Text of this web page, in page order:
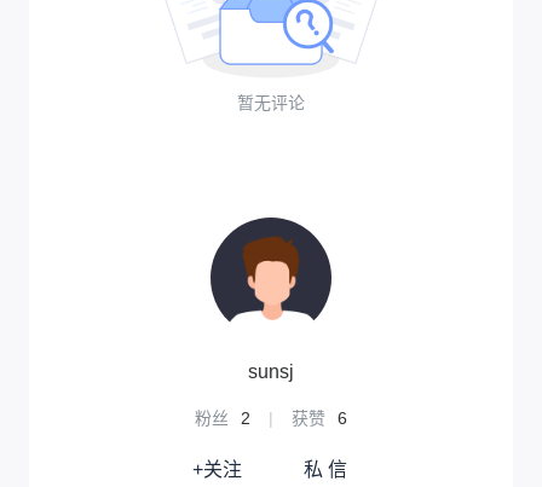
暂无评论
sunsj
粉丝 2 | 获赞 6
+关注 私 信